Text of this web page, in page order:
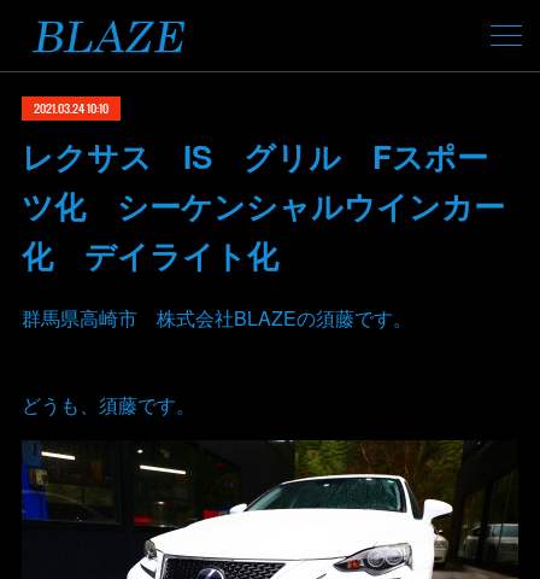
2021.03.24 10:10
レクサス IS グリル Fスポー
ツ化 シーケンシャルウインカー
化 デイライト化
群馬県高崎市 株式会社BLAZEの須藤です。
どうも、須藤です。